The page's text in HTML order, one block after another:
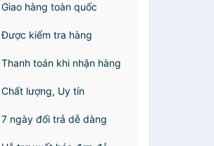
Giao hàng toàn quốc
Được kiểm tra hàng
Thanh toán khi nhận hàng
Chất lượng, Uy tín
7 ngày đổi trả dễ dàng